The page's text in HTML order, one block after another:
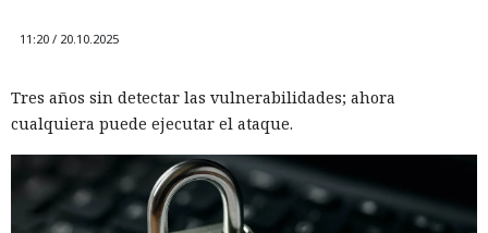
11:20 / 20.10.2025
Tres años sin detectar las vulnerabilidades; ahora
cualquiera puede ejecutar el ataque.